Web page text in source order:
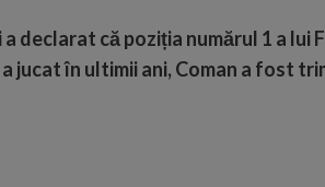
a declarat că poziția numărul 1 a lui
jucat în ultimii ani, Coman a fost